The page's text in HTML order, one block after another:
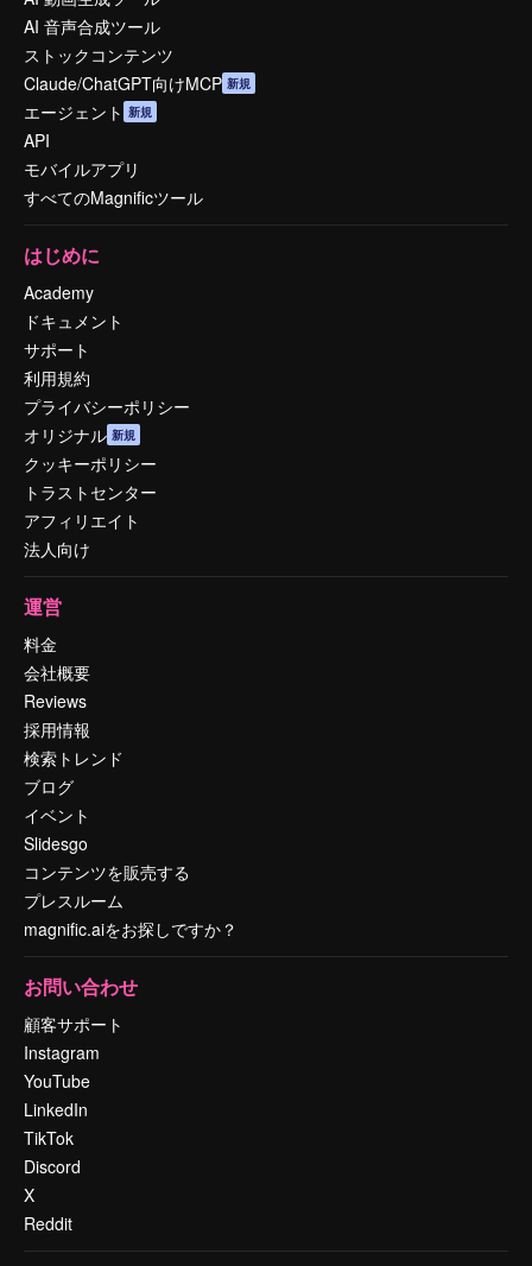
AI 音声合成ツール
ストックコンテンツ
Claude/ChatGPT向けMCP 新規
エージェント 新規
API
モバイルアプリ
すべてのMagnificツール
はじめに
Academy
ドキュメント
サポート
利用規約
プライバシーポリシー
オリジナル 新規
クッキーポリシー
トラストセンター
アフィリエイト
法人向け
運営
料金
会社概要
Reviews
採用情報
検索トレンド
ブログ
イベント
Slidesgo
コンテンツを販売する
プレスルーム
magnific.aiをお探しですか？
お問い合わせ
顧客サポート
Instagram
YouTube
LinkedIn
TikTok
Discord
X
Reddit